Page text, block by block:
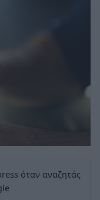
όταν αναζητάς